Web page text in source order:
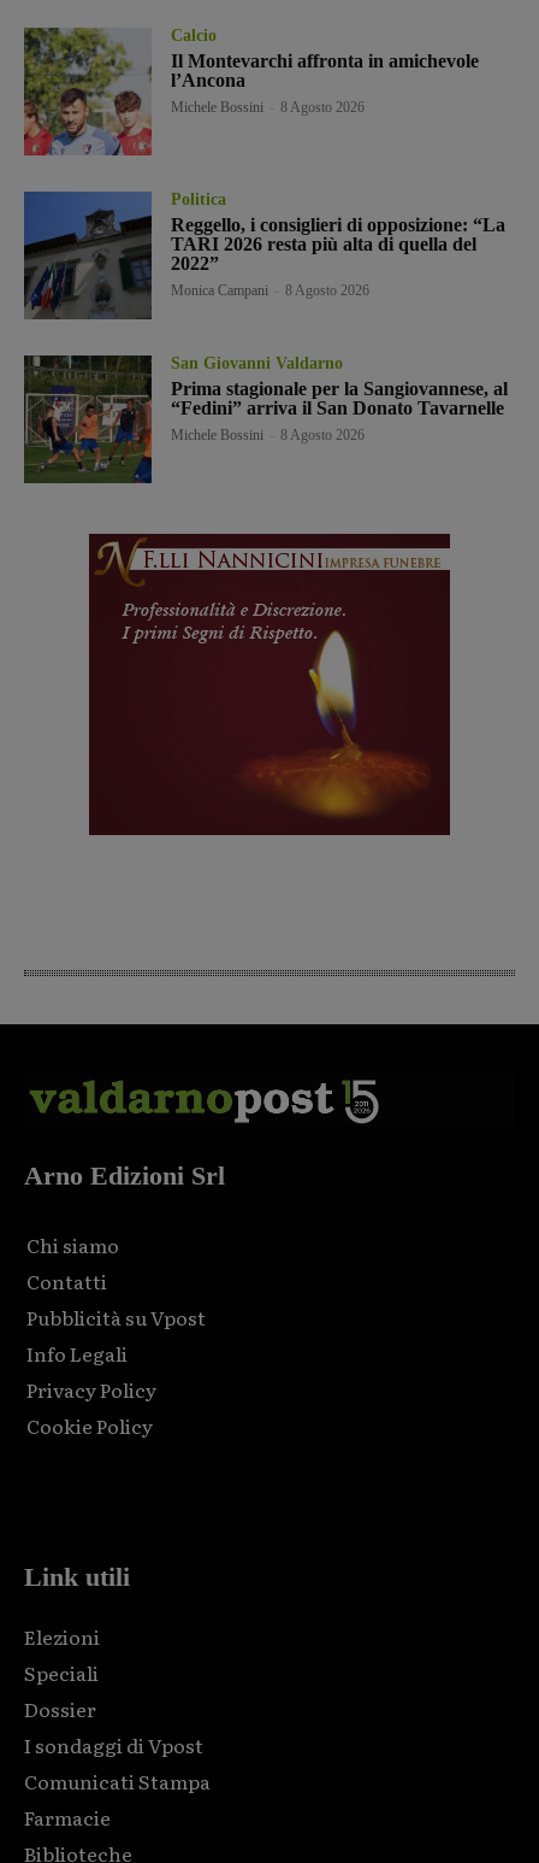
Calcio
Il Montevarchi affronta in amichevole
l’Ancona
Michele Bossini 8 Agosto 2026
Politica
Reggello, i consiglieri di opposizione: “La
TARI 2026 resta più alta di quella del
2022”
Monica Campani 8 Agosto 2026
San Giovanni Valdarno
Prima stagionale per la Sangiovannese, al
“Fedini” arriva il San Donato Tavarnelle
Michele Bossini 8 Agosto 2026
Arno Edizioni Srl
Chi siamo
Contatti
Pubblicità su Vpost
Info Legali
Privacy Policy
Cookie Policy
Link utili
Elezioni
Speciali
Dossier
I sondaggi di Vpost
Comunicati Stampa
Farmacie
Biblioteche